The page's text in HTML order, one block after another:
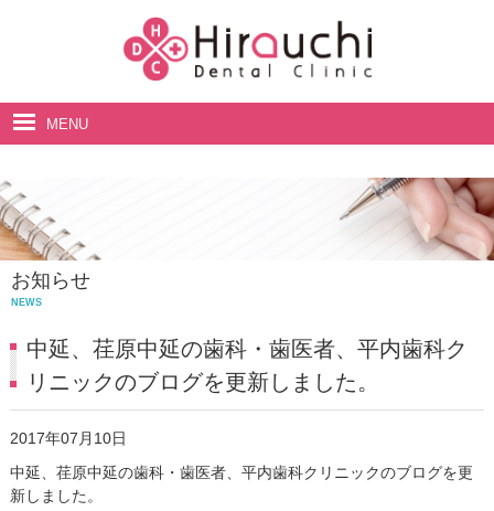
MENU
アクセス・診療時間
お知らせ
NEWS
中延、荏原中延の歯科・歯医者、平内歯科ク
リニックのブログを更新しました。
2017年07月10日
中延、荏原中延の歯科・歯医者、平内歯科クリニックのブログを更
新しました。